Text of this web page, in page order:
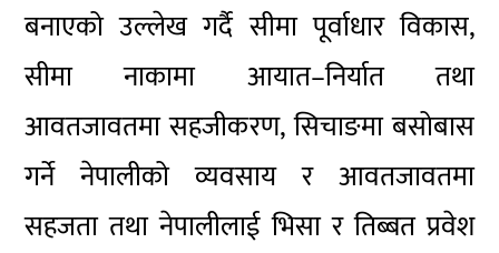
बनाएको उल्लेख गर्दै सीमा पूर्वाधार विकास,
सीमा नाकामा आयात–निर्यात तथा
आवतजावतमा सहजीकरण, सिचाङमा बसोबास
गर्ने नेपालीको व्यवसाय र आवतजावतमा
सहजता तथा नेपालीलाई भिसा र तिब्बत प्रवेश